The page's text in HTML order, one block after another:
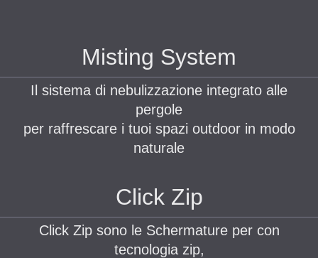
Misting System
Il sistema di nebulizzazione integrato alle
pergole
per raffrescare i tuoi spazi outdoor in modo
naturale
Click Zip
Click Zip sono le Schermature per con
tecnologia zip,